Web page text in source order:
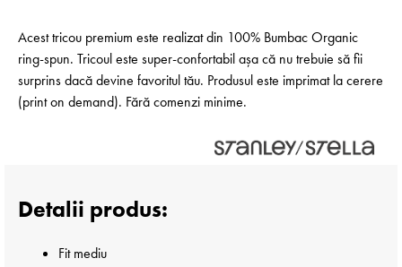
Acest tricou premium este realizat din 100% Bumbac Organic
ring-spun. Tricoul este super-confortabil așa că nu trebuie să fii
surprins dacă devine favoritul tău. Produsul este imprimat la cerere
(print on demand). Fără comenzi minime.
Detalii produs:
Fit mediu